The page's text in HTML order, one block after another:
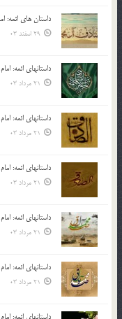
داستان های ائمه:
29 اسفند 03
داستانهای ائمه:
21 مرداد 03
داستانهای ائمه:
21 مرداد 03
داستانهای ائمه:
21 مرداد 03
داستانهای ائمه:
21 مرداد 03
داستانهای ائمه:
21 مرداد 03